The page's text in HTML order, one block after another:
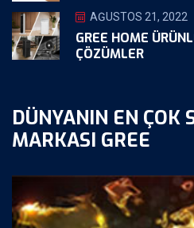
AĞUSTOS 21, 2022
GREE HOME
ÇÖZÜMLER
DÜNYANIN EN ÇOK
MARKASI GREE